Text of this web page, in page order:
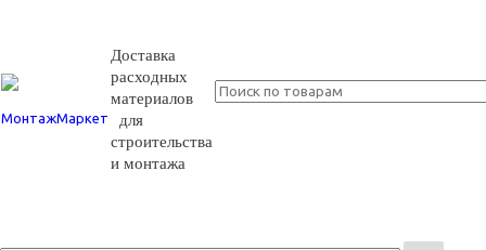
Доставка
расходных
материалов
для
строительства
и монтажа